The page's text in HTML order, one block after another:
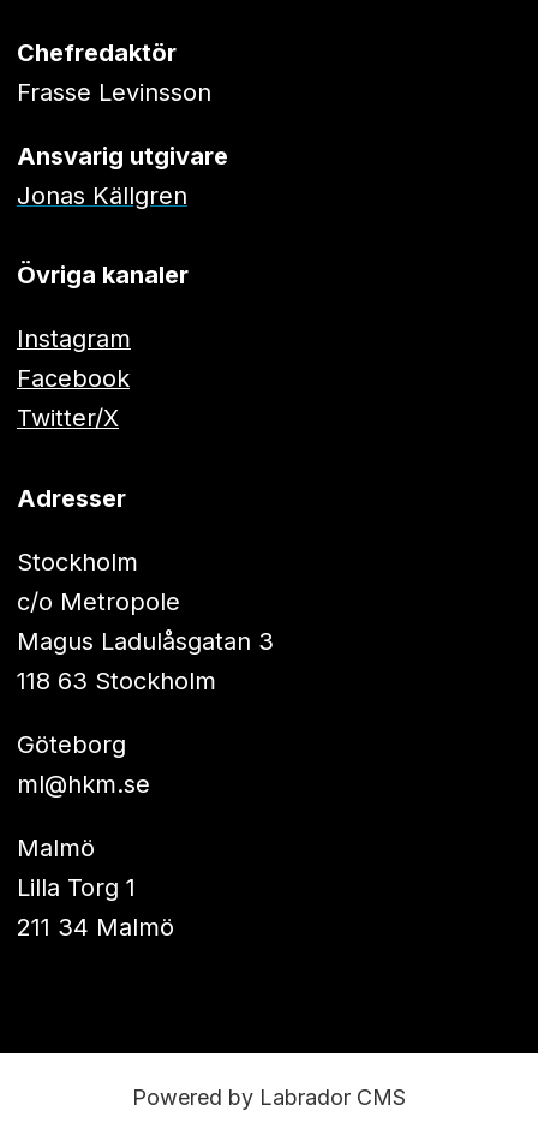
Chefredaktör
Frasse Levinsson
Ansvarig utgivare
Jonas Källgren
Övriga kanaler
Instagram
Facebook
Twitter/X
Adresser
Stockholm
c/o Metropole
Magus Ladulåsgatan 3
118 63 Stockholm
Göteborg
ml@hkm.se
Malmö
Lilla Torg 1
211 34 Malmö
Powered by Labrador CMS